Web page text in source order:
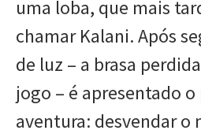
uma loba, que mais
chamar Kalani. Após
de luz – a brasa
jogo – é apresentado
aventura: desvendar o